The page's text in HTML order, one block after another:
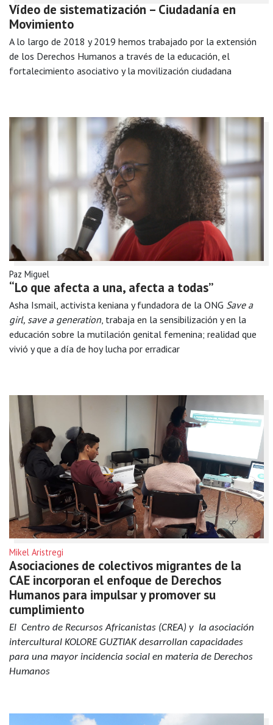
Vídeo de sistematización – Ciudadanía en
Movimiento
A lo largo de 2018 y 2019 hemos trabajado por la extensión
de los Derechos Humanos a través de la educación, el
fortalecimiento asociativo y la movilización ciudadana
Paz Miguel
“Lo que afecta a una, afecta a todas”
Asha Ismail, activista keniana y fundadora de la ONG Save a
girl, save a generation, trabaja en la sensibilización y en la
educación sobre la mutilación genital femenina; realidad que
vivió y que a día de hoy lucha por erradicar
Mikel Aristregi
Asociaciones de colectivos migrantes de la
CAE incorporan el enfoque de Derechos
Humanos para impulsar y promover su
cumplimiento
El Centro de Recursos Africanistas (CREA) y la asociación
intercultural KOLORE GUZTIAK desarrollan capacidades
para una mayor incidencia social en materia de Derechos
Humanos